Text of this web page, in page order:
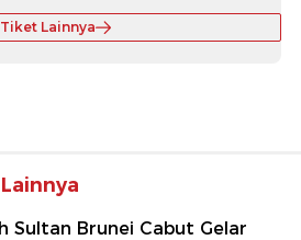
Tiket Lainnya
Sultan Brunei Cabut Gelar